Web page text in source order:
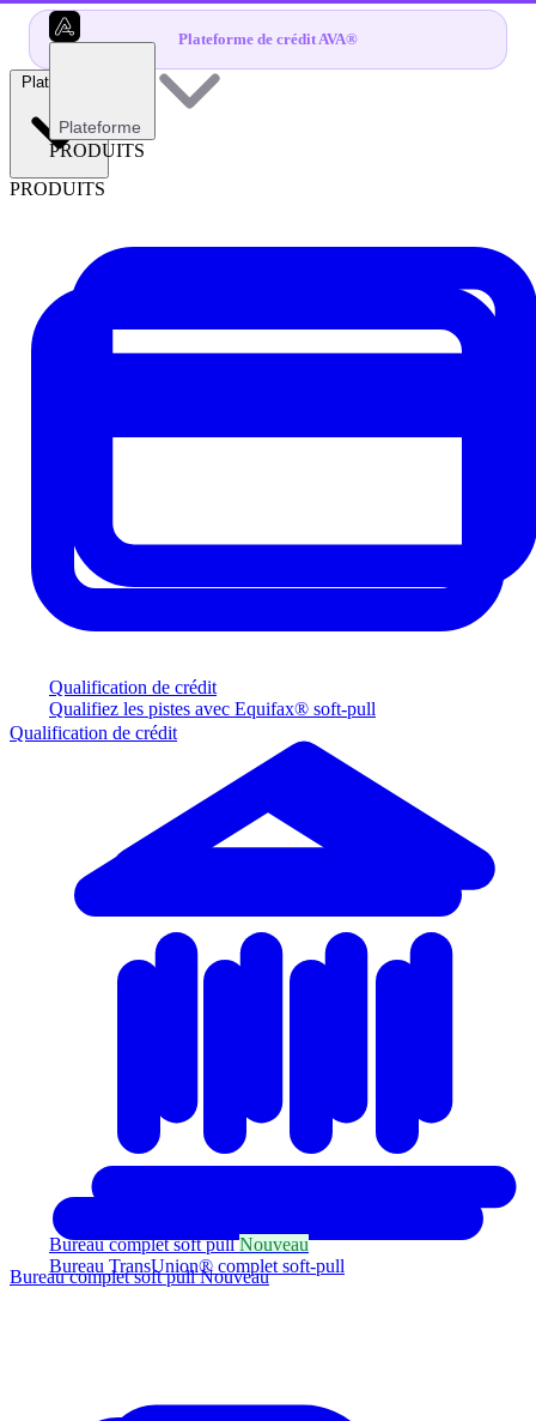
Plateforme de crédit AVA®
Plateforme
PRODUITS
Qualification de crédit
Qualifiez les pistes avec Equifax® soft-pull
Bureau complet soft pullNouveau
Bureau TransUnion® complet soft-pull
Plateforme
PRODUITS
Qualification de crédit
Bureau complet soft pullNouveau